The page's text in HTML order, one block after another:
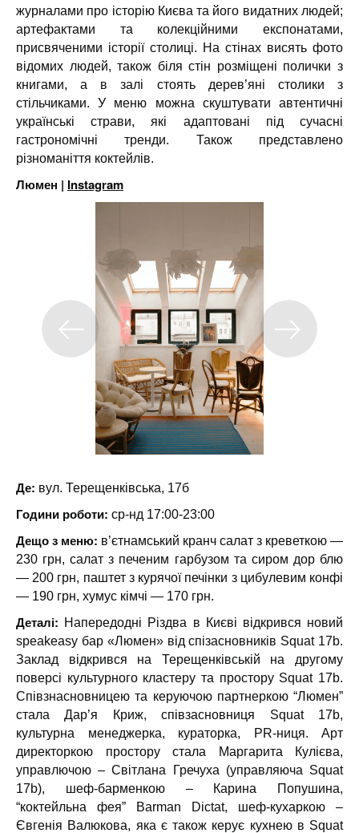
журналами про історію Києва та його видатних людей;
артефактами та колекційними експонатами,
присвяченими історії столиці. На стінах висять фото
відомих людей, також біля стін розміщені полички з
книгами, а в залі стоять дерев’яні столики з
стільчиками. У меню можна скуштувати автентичні
українські страви, які адаптовані під сучасні
гастрономічні тренди. Також представлено
різноманіття коктейлів.
Люмен | Instagram
Де: вул. Терещенківська, 17б
Години роботи: ср-нд 17:00-23:00
Дещо з меню: в’єтнамський кранч салат з креветкою —
230 грн, салат з печеним гарбузом та сиром дор блю
— 200 грн, паштет з курячої печінки з цибулевим конфі
— 190 грн, хумус кімчі — 170 грн.
Деталі: Напередодні Різдва в Києві відкрився новий
speakeasy бар «Люмен» від спізасновників Squat 17b.
Заклад відкрився на Терещенківській на другому
поверсі культурного кластеру та простору Squat 17b.
Cпівзнасновницею та керуючою партнеркою “Люмен”
стала Дар’я Криж, співзасновниця Squat 17b,
культурна менеджерка, кураторка, PR-ниця. Арт
директоркою простору стала Маргарита Кулієва,
управлючою – Світлана Гречуха (управляюча Squat
17b), шеф-барменкою – Карина Попушина,
“коктейльна фея” Barman Dictat, шеф-кухаркою –
Євгенія Валюкова, яка є також керує кухнею в Squat